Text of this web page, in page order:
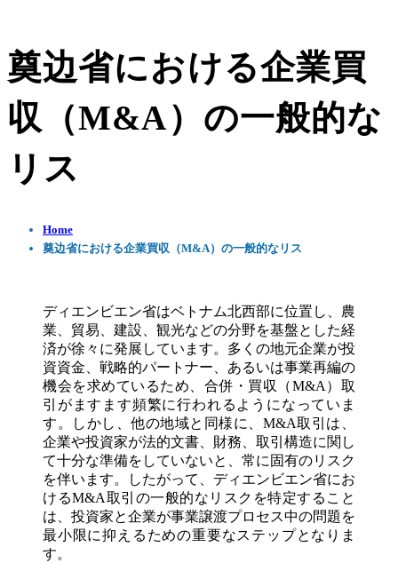
奠边省における企業買
収（M&A）の一般的な
リス
Home
奠边省における企業買収（M&A）の一般的なリス
ディエンビエン省はベトナム北西部に位置し、農
業、貿易、建設、観光などの分野を基盤とした経
済が徐々に発展しています。多くの地元企業が投
資資金、戦略的パートナー、あるいは事業再編の
機会を求めているため、合併・買収（M&A）取
引がますます頻繁に行われるようになっていま
す。しかし、他の地域と同様に、M&A取引は、
企業や投資家が法的文書、財務、取引構造に関し
て十分な準備をしていないと、常に固有のリスク
を伴います。したがって、ディエンビエン省にお
けるM&A取引の一般的なリスクを特定すること
は、投資家と企業が事業譲渡プロセス中の問題を
最小限に抑えるための重要なステップとなりま
す。